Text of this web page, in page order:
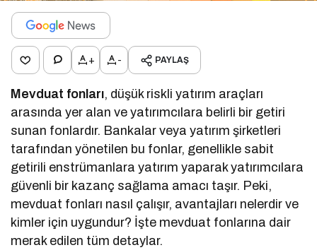
+ - PAYLAŞ
Mevduat fonları, düşük riskli yatırım araçları
arasında yer alan ve yatırımcılara belirli bir getiri
sunan fonlardır. Bankalar veya yatırım şirketleri
tarafından yönetilen bu fonlar, genellikle sabit
getirili enstrümanlara yatırım yaparak yatırımcılara
güvenli bir kazanç sağlama amacı taşır. Peki,
mevduat fonları nasıl çalışır, avantajları nelerdir ve
kimler için uygundur? İşte mevduat fonlarına dair
merak edilen tüm detaylar.